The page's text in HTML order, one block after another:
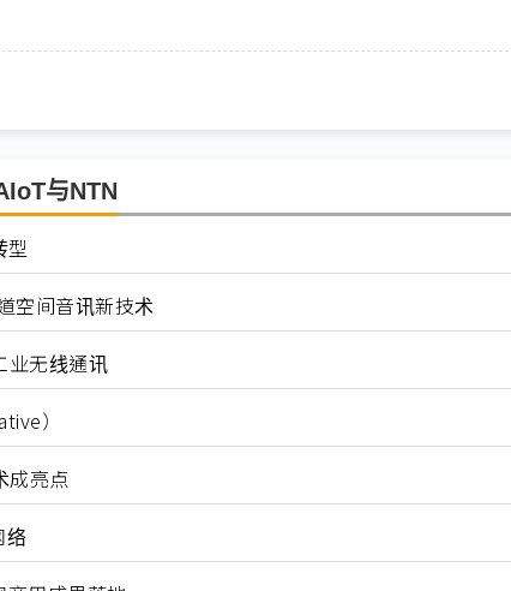
与NTN
空间音讯新技术
业无线通讯
）
成亮点
络